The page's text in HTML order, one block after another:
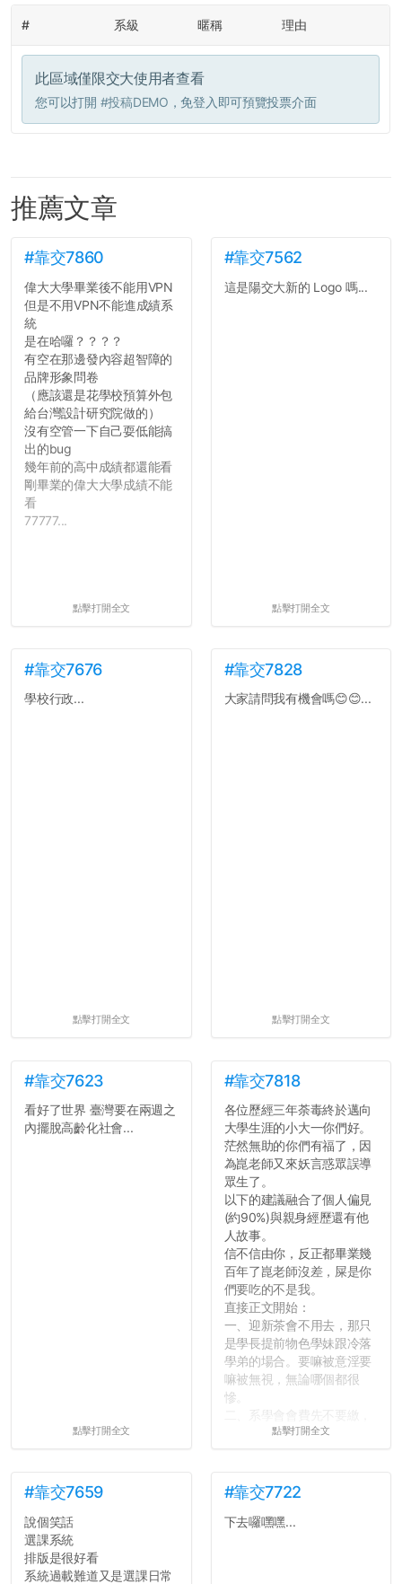
# 系級 暱稱 理由
此區域僅限交大使用者查看
您可以打開 #投稿DEMO ，免登入即可預覽投票介面
推薦文章
#靠交7860
偉大大學畢業後不能用VPN
但是不用VPN不能進成績系
統
是在哈囉？？？？
有空在那邊發內容超智障的
品牌形象問卷
（應該還是花學校預算外包
給台灣設計研究院做的）
沒有空管一下自己耍低能搞
出的bug
幾年前的高中成績都還能看
剛畢業的偉大大學成績不能
看
77777...
點擊打開全文
#靠交7562
這是陽交大新的 Logo 嗎...
點擊打開全文
#靠交7676
學校行政...
點擊打開全文
#靠交7828
大家請問我有機會嗎😊😊...
點擊打開全文
#靠交7623
看好了世界 臺灣要在兩週之
內擺脫高齡化社會...
點擊打開全文
#靠交7818
各位歷經三年荼毒終於邁向
大學生涯的小大一你們好。
茫然無助的你們有福了，因
為崑老師又來妖言惑眾誤導
眾生了。
以下的建議融合了個人偏見
(約90%)與親身經歷還有他
人故事。
信不信由你，反正都畢業幾
百年了崑老師沒差，屎是你
們要吃的不是我。
直接正文開始：
一、迎新茶會不用去，那只
是學長提前物色學妹跟冷落
學弟的場合。要嘛被意淫要
嘛被無視，無論哪個都很
慘。
很多人一路輕鬆自在到畢業
上早八的毅力跟每年的新年
新希望一樣不持久。
四、不要當班代。不要當班
點擊打開全文
#靠交7659
說個笑話
選課系統
排版是很好看
系統過載難道又是選課日常
#靠交7722
下去囉嘿嘿...